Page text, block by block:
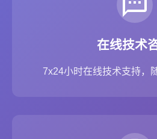
在线技术
7x24小时在线技术支持，